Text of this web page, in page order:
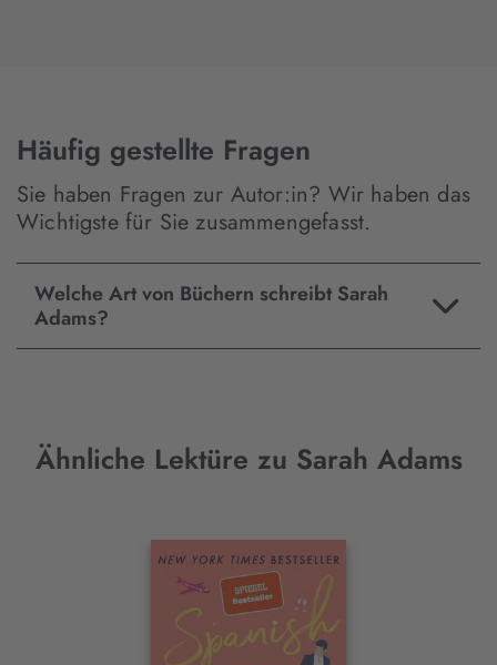
Häufig gestellte Fragen
Sie haben Fragen zur Autor:in? Wir haben das
Wichtigste für Sie zusammengefasst.
Welche Art von Büchern schreibt Sarah
Adams?
Ähnliche Lektüre zu Sarah Adams